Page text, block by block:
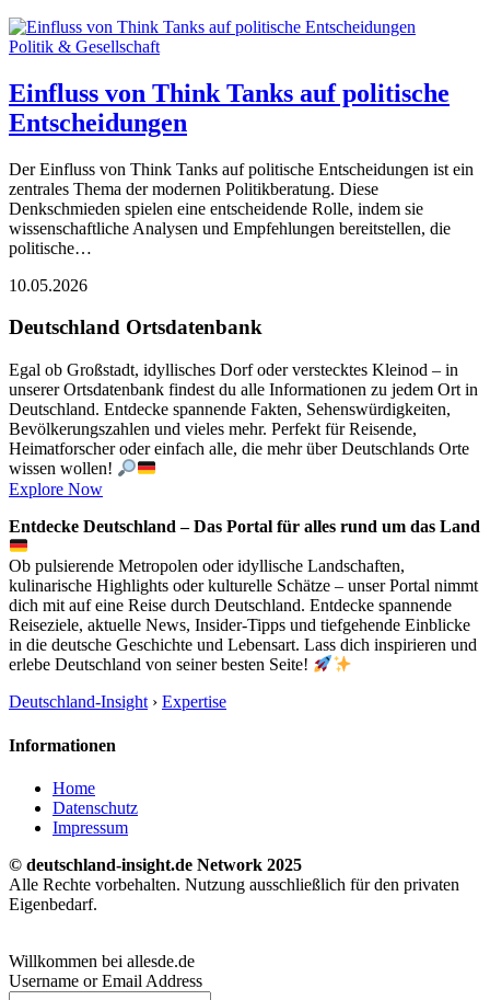
Politik & Gesellschaft
Einfluss von Think Tanks auf politische
Entscheidungen
Der Einfluss von Think Tanks auf politische Entscheidungen ist ein
zentrales Thema der modernen Politikberatung. Diese
Denkschmieden spielen eine entscheidende Rolle, indem sie
wissenschaftliche Analysen und Empfehlungen bereitstellen, die
politische…
10.05.2026
Deutschland Ortsdatenbank
Egal ob Großstadt, idyllisches Dorf oder verstecktes Kleinod – in
unserer Ortsdatenbank findest du alle Informationen zu jedem Ort in
Deutschland. Entdecke spannende Fakten, Sehenswürdigkeiten,
Bevölkerungszahlen und vieles mehr. Perfekt für Reisende,
Heimatforscher oder einfach alle, die mehr über Deutschlands Orte
wissen wollen!
Explore Now
Entdecke Deutschland – Das Portal für alles rund um das Land
Ob pulsierende Metropolen oder idyllische Landschaften,
kulinarische Highlights oder kulturelle Schätze – unser Portal nimmt
dich mit auf eine Reise durch Deutschland. Entdecke spannende
Reiseziele, aktuelle News, Insider-Tipps und tiefgehende Einblicke
in die deutsche Geschichte und Lebensart. Lass dich inspirieren und
erlebe Deutschland von seiner besten Seite!
Deutschland-Insight › Expertise
Informationen
Home
Datenschutz
Impressum
© deutschland-insight.de Network 2025
Alle Rechte vorbehalten. Nutzung ausschließlich für den privaten
Eigenbedarf.
Willkommen bei allesde.de
Username or Email Address